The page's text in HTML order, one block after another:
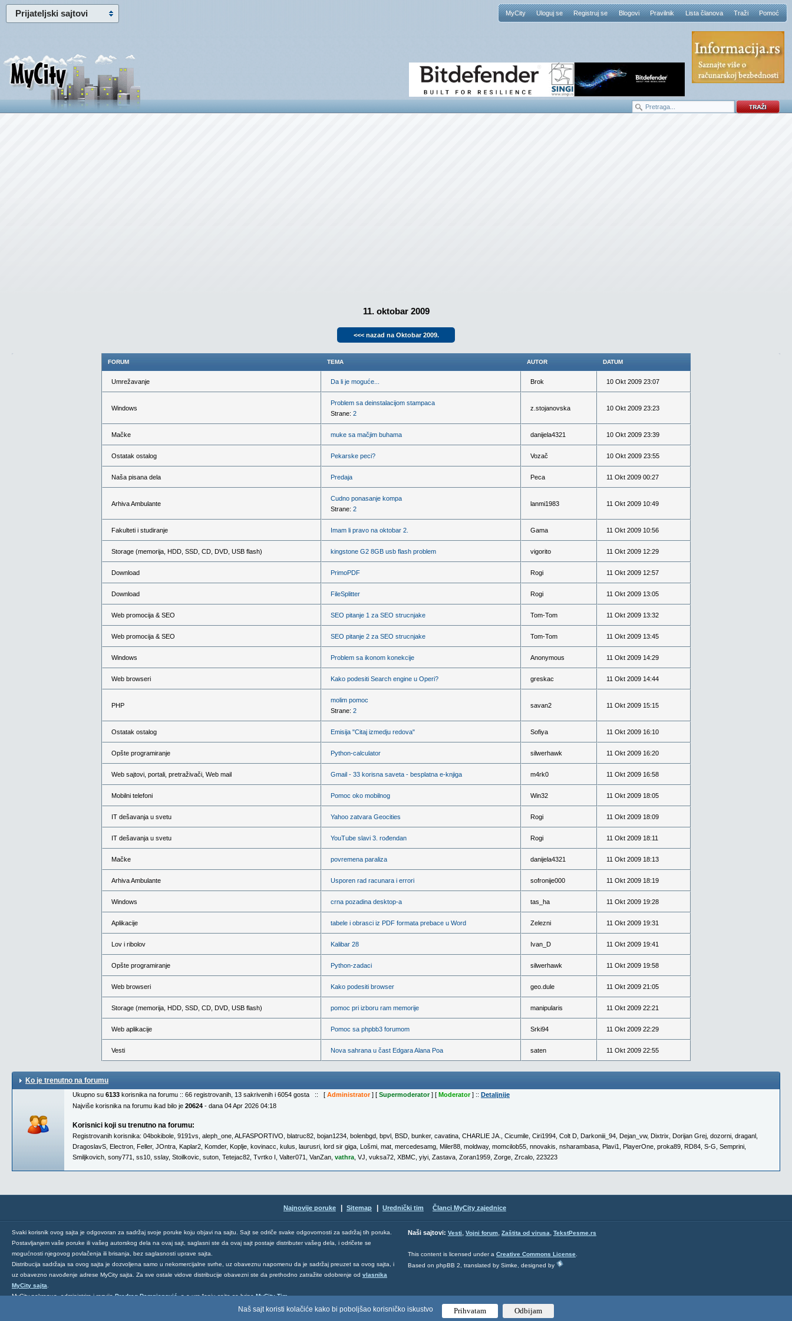
Naš sajt koristi kolačiće kako bi poboljšao korisničko iskustvo Prihvatam Odbijam
Prijateljski sajtovi MyCity Uloguj se Registruj se Blogovi Pravilnik Lista članova Traži Pomoć
11. oktobar 2009
<<< nazad na Oktobar 2009.
FORUM TEMA AUTOR DATUM
Umrežavanje Da li je moguće... Brok 10 Okt 2009 23:07
Windows
Problem sa deinstalacijom stampaca
Strane: 2
z.stojanovska 10 Okt 2009 23:23
Mačke muke sa mačjim buhama danijela4321 10 Okt 2009 23:39
Ostatak ostalog Pekarske peci? Vozač 10 Okt 2009 23:55
Naša pisana dela Predaja Peca 11 Okt 2009 00:27
Arhiva Ambulante
Cudno ponasanje kompa
Strane: 2
lanmi1983 11 Okt 2009 10:49
Fakulteti i studiranje Imam li pravo na oktobar 2. Gama 11 Okt 2009 10:56
Storage (memorija, HDD, SSD, CD, DVD, USB flash) kingstone G2 8GB usb flash problem vigorito 11 Okt 2009 12:29
Download PrimoPDF Rogi 11 Okt 2009 12:57
Download FileSplitter Rogi 11 Okt 2009 13:05
Web promocija & SEO SEO pitanje 1 za SEO strucnjake Tom-Tom 11 Okt 2009 13:32
Web promocija & SEO SEO pitanje 2 za SEO strucnjake Tom-Tom 11 Okt 2009 13:45
Windows Problem sa ikonom konekcije Anonymous 11 Okt 2009 14:29
Web browseri Kako podesiti Search engine u Operi? greskac 11 Okt 2009 14:44
PHP
molim pomoc
Strane: 2
savan2 11 Okt 2009 15:15
Ostatak ostalog Emisija "Citaj izmedju redova" Sofiya 11 Okt 2009 16:10
Opšte programiranje Python-calculator silwerhawk 11 Okt 2009 16:20
Web sajtovi, portali, pretraživači, Web mail Gmail - 33 korisna saveta - besplatna e-knjiga m4rk0 11 Okt 2009 16:58
Mobilni telefoni Pomoc oko mobilnog Win32 11 Okt 2009 18:05
IT dešavanja u svetu Yahoo zatvara Geocities Rogi 11 Okt 2009 18:09
IT dešavanja u svetu YouTube slavi 3. rođendan Rogi 11 Okt 2009 18:11
Mačke povremena paraliza danijela4321 11 Okt 2009 18:13
Arhiva Ambulante Usporen rad racunara i errori sofronije000 11 Okt 2009 18:19
Windows crna pozadina desktop-a tas_ha 11 Okt 2009 19:28
Aplikacije tabele i obrasci iz PDF formata prebace u Word Zelezni 11 Okt 2009 19:31
Lov i ribolov Kalibar 28 Ivan_D 11 Okt 2009 19:41
Opšte programiranje Python-zadaci silwerhawk 11 Okt 2009 19:58
Web browseri Kako podesiti browser geo.dule 11 Okt 2009 21:05
Storage (memorija, HDD, SSD, CD, DVD, USB flash) pomoc pri izboru ram memorije manipularis 11 Okt 2009 22:21
Web aplikacije Pomoc sa phpbb3 forumom Srki94 11 Okt 2009 22:29
Vesti Nova sahrana u čast Edgara Alana Poa saten 11 Okt 2009 22:55
Ko je trenutno na forumu
Ukupno su 6133 korisnika na forumu :: 66 registrovanih, 13 sakrivenih i 6054 gosta :: [ Administrator] [ Supermoderator] [ Moderator] :: Detaljnije
Najviše korisnika na forumu ikad bilo je 20624 - dana 04 Apr 2026 04:18
Korisnici koji su trenutno na forumu:
Registrovanih korisnika: 04bokibole 9191vs aleph_one ALFASPORTIVO blatruc82 bojan1234 bolenbgd bpvl BSD bunker, cavatina CHARLIE JA. Cicumile Ciri1994 Colt D Darkoniii_94 Dejan_vw, Dixtrix Dorijan Grej dozorni draganl
DragoslavS Electron Feller, JOntra Kaplar2 Komder, Koplje kovinacc kulus laurusri lord sir giga Lošmi mat mercedesamg Miler88 moldway, momcilob55 nnovakis nsharambasa Plavi1 PlayerOne proka89 RD84 S-G Semprini
Smiljkovich sony771 ss10 sslay, Stoilkovic suton Tetejac82 Tvrtko I Valter071 VanZan vathra VJ vuksa72 XBMC yiyi Zastava Zoran1959 Zorge Zrcalo 223223
Najnovije poruke Sitemap Urednički tim Članci MyCity zajednice
Svaki korisnik ovog sajta je odgovoran za sadržaj svoje poruke koju objavi na sajtu. Sajt se odriče svake odgovornosti za sadržaj tih poruka.
Postavljanjem vaše poruke ili vašeg autorskog dela na ovaj sajt, saglasni ste da ovaj sajt postaje distributer vašeg dela, i odričete se
mogućnosti njegovog povlačenja ili brisanja, bez saglasnosti uprave sajta.
Distribucija sadržaja sa ovog sajta je dozvoljena samo u nekomercijalne svrhe, uz obaveznu napomenu da je sadržaj preuzet sa ovog sajta, i
uz obavezno navođenje adrese MyCity sajta. Za sve ostale vidove distribucije obavezni ste da prethodno zatražite odobrenje od vlasnika
MyCity sajta
MyCity pokrenuo, administrira i razvijaPredrag Damnjanović, a o uređenju sajta se brineMyCity Tim.
Naši sajtovi: Vesti, Vojni forum, Zaštita od virusa, TekstPesme.rs
This content is licensed under a Creative Commons License
Based on phpBB 2, translated by Simke, designed by